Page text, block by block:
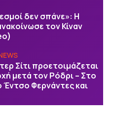
δεν σπάνε»: Η
τον Κίναν
Σίτι προετοιμάζεται
μετά τον Ρόδρι – Στο
Φερνάντες και